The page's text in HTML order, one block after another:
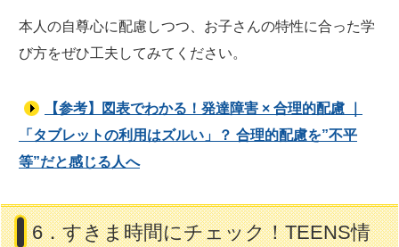
本人の自尊心に配慮しつつ、お子さんの特性に合った学
び方をぜひ工夫してみてください。
【参考】図表でわかる！発達障害 × 合理的配慮 ｜
「タブレットの利用はズルい」？ 合理的配慮を”不平
等”だと感じる人へ
6．すきま時間にチェック！TEENS情